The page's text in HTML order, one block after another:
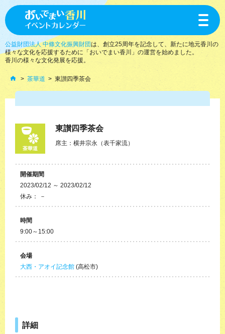
toggle
公益財団法人 中條文化振興財団は、創立25周年を記念して、新たに地元香川の
様々な文化を応援するために「おいでまい香川」の運営を始めました。
香川の様々な文化発展を応援。
茶華道 東讃四季茶会
茶華道
東讃四季茶会
席主：横井宗永（表千家流）
開催期間
2023/02/12 ～ 2023/02/12
休み： －
時間
9:00～15:00
会場
大西・アオイ記念館 (高松市)
詳細